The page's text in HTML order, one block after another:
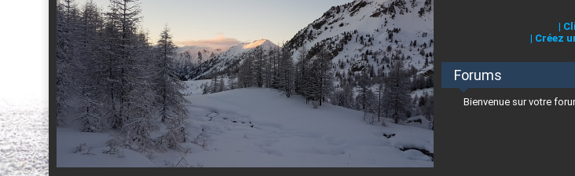
Suivez en direct l'actualité des stations des Alpes-Maritimes
|
| Créez
Forums
Bienvenue sur votre